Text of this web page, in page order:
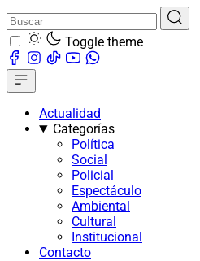
Toggle theme
Actualidad
Categorías
Política
Social
Policial
Espectáculo
Ambiental
Cultural
Institucional
Contacto